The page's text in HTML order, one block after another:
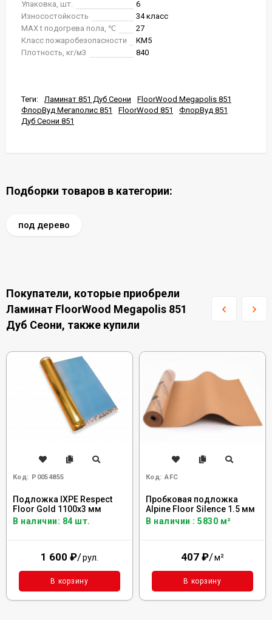
Упаковка, шт.
6
Износостойкость
34 класс
MAX t подогрева пола, ℃
27
Класс пожаробезопасности
КМ5
Плотность, кг/м3
840
Теги: Ламинат 851 Дуб Сеони
FloorWood Megapolis 851
ФлорВуд Мегаполис 851
FloorWood 851
ФлорВуд 851
Дуб Сеони 851
Подборки товаров в категории:
под дерево
Покупатели, которые приобрели
Ламинат FloorWood Megapolis 851
Дуб Сеони, также купили
Код: Р0054855
Подложка IXPE Respect
Floor Gold 1100х3 мм
В наличии: 84 шт.
1 600 ₽/рул.
В корзину
Код: AFC
Пробковая подложка
Alpine Floor Silence 1.5 мм
В наличии : 5830 м²
407 ₽/м²
В корзину